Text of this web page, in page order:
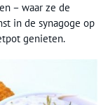
– waar ze de
in de synagoge op
genieten.